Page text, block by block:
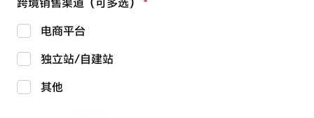
跨境销售渠道（可多选）
电商平台
独立站/自建站
其他